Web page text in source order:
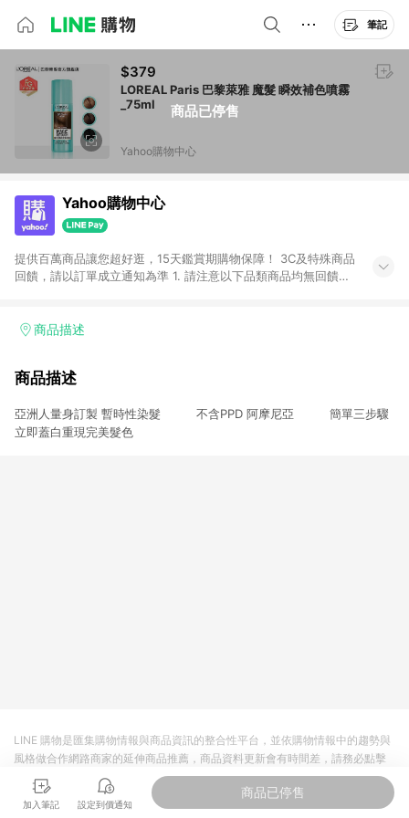
筆記
商品已停售
$379
LOREAL Paris 巴黎萊雅 魔髮 瞬效補色噴霧
_75ml
Yahoo購物中心
Yahoo購物中心
提供百萬商品讓您超好逛，15天鑑賞期購物保障！ 3C及特殊商品
回饋，請以訂單成立通知為準 1. 請注意以下品類商品均無回饋：
電玩/遊戲/相機/單眼/鏡頭/拍立得 [2024/6/1起適用] -內接硬
的購回饋活動享Yahoo超贈點回饋者 - 購物中心商店之商品：商
3. 訂單回饋金額將扣除運費/購物金/超贈點/福利金/紅利折抵/折
價券等虛擬貨幣折抵 4. 大宗採購或批發轉賣不具回饋資格： 如
商品描述
商品描述
亞洲人量身訂製 暫時性染髮 不含PPD 阿摩尼亞 簡單三步驟
立即蓋白重現完美髮色
加入筆記 設定到價通知
商品已停售
LINE 購物是匯集購物情報與商品資訊的整合性平台，並依購物情報中的趨勢與
風格做合作網路商家的延伸商品推薦，商品資料更新會有時間差，請務必點擊
商品至各合作網路商家，確認現售價與購物條件，一切資訊以合作廠商網頁為
準。